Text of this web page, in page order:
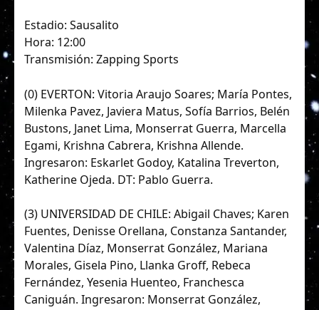
Estadio: Sausalito
Hora: 12:00
Transmisión: Zapping Sports
(0) EVERTON: Vitoria Araujo Soares; María Pontes,
Milenka Pavez, Javiera Matus, Sofía Barrios, Belén
Bustons, Janet Lima, Monserrat Guerra, Marcella
Egami, Krishna Cabrera, Krishna Allende.
Ingresaron: Eskarlet Godoy, Katalina Treverton,
Katherine Ojeda. DT: Pablo Guerra.
(3) UNIVERSIDAD DE CHILE: Abigail Chaves; Karen
Fuentes, Denisse Orellana, Constanza Santander,
Valentina Díaz, Monserrat González, Mariana
Morales, Gisela Pino, Llanka Groff, Rebeca
Fernández, Yesenia Huenteo, Franchesca
Caniguán. Ingresaron: Monserrat González,